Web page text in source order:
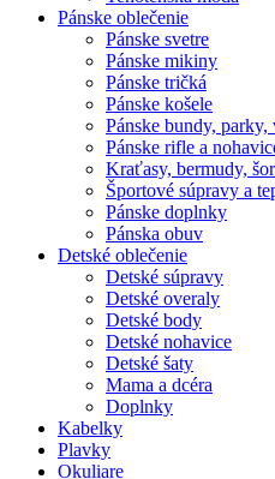
Pánske oblečenie
Pánske svetre
Pánske mikiny
Pánske tričká
Pánske košele
Pánske bundy,
Pánske rifle a
Kraťasy, bermudy,
Športové súpravy a
Pánske doplnky
Pánska obuv
Detské oblečenie
Detské súpravy
Detské overaly
Detské body
Detské nohavice
Detské šaty
Mama a dcéra
Doplnky
Kabelky
Plavky
Okuliare